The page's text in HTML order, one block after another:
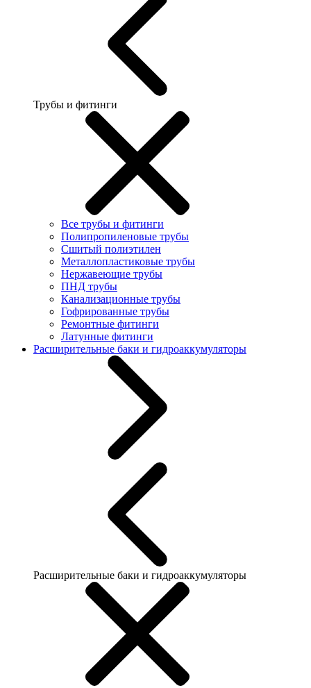
Трубы и фитинги
Все трубы и фитинги
Полипропиленовые трубы
Сшитый полиэтилен
Металлопластиковые трубы
Нержавеющие трубы
ПНД трубы
Канализационные трубы
Гофрированные трубы
Ремонтные фитинги
Латунные фитинги
Расширительные баки и гидроаккумуляторы
Расширительные баки и гидроаккумуляторы